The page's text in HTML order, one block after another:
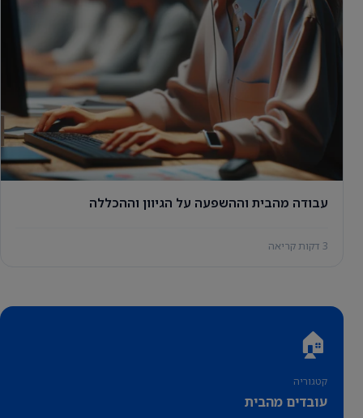
עבודה מהבית וההשפעה על הגיוון וההכללה
3 דקות קריאה
🏠
קטגוריה
עובדים מהבית